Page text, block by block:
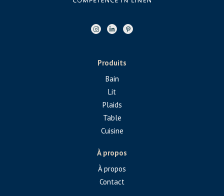
Produits
Bain
Lit
Plaids
Table
Cuisine
À propos
À propos
Contact